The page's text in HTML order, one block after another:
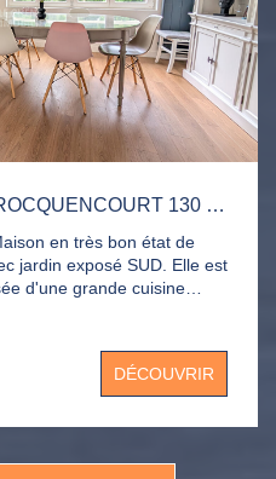
MAISON LE CHESNAY ROCQUENCOURT 130 M2
en très bon état de
exposé SUD. Elle est
d'une grande cuisine
2 salles de bains, 2
DÉCOUVRIR